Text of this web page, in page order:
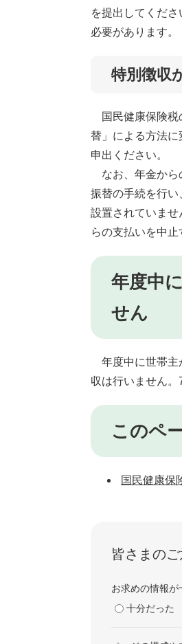
を提出してくだ
必要があります。
特別徴収
国民健康保険税
替」による方法
申出ください。
なお、年金から
振替の手続を行
設置されていま
らの支払いを中
年度中
せん
年度中に世帯主
収は行いません。
このペ
国民健康保
皆さまの
お求めの情報が
十分だった